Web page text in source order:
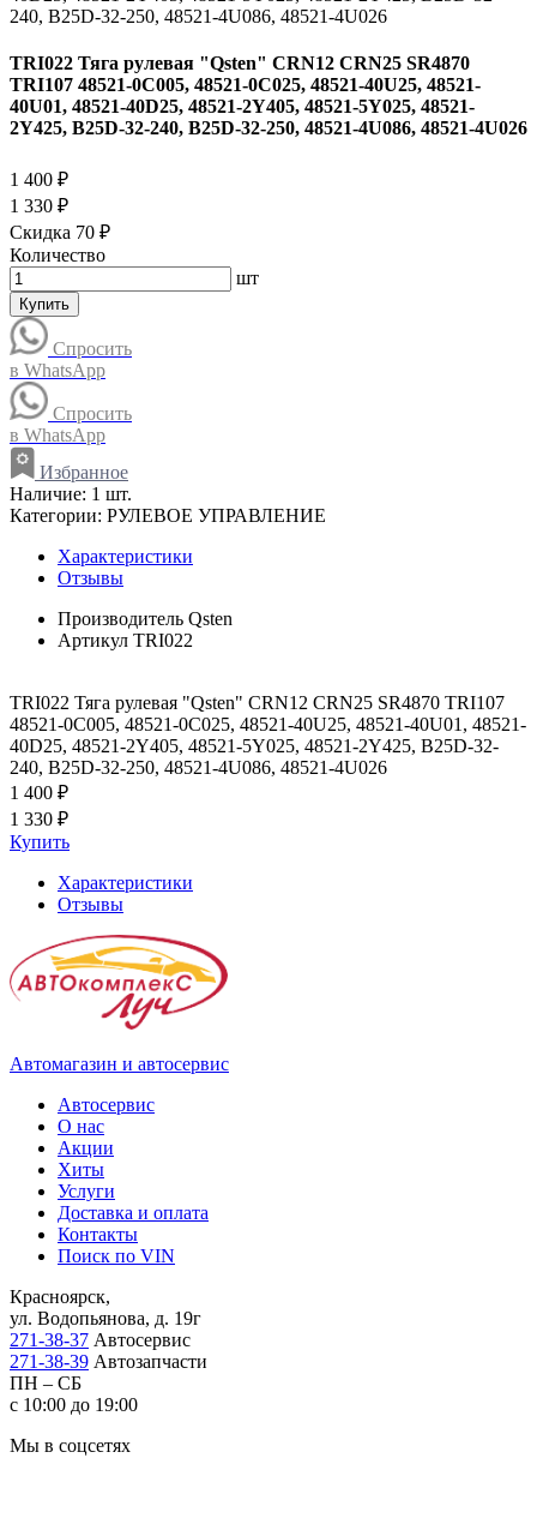
TRI022 Тяга рулевая "Qsten" CRN12 CRN25 SR4870
TRI107 48521-0C005, 48521-0C025, 48521-40U25, 48521-
40U01, 48521-40D25, 48521-2Y405, 48521-5Y025, 48521-
2Y425, B25D-32-240, B25D-32-250, 48521-4U086, 48521-4U026
1 400 ₽
1 330 ₽
Скидка 70 ₽
Количество
шт
Купить
Спросить
в WhatsApp
Спросить
в WhatsApp
Избранное
Наличие: 1 шт.
Категории: РУЛЕВОЕ УПРАВЛЕНИЕ
Характеристики
Отзывы
Производитель Qsten
Артикул TRI022
TRI022 Тяга рулевая "Qsten" CRN12 CRN25 SR4870 TRI107
48521-0C005, 48521-0C025, 48521-40U25, 48521-40U01, 48521-
40D25, 48521-2Y405, 48521-5Y025, 48521-2Y425, B25D-32-
240, B25D-32-250, 48521-4U086, 48521-4U026
1 400 ₽
1 330 ₽
Купить
Характеристики
Отзывы
Автомагазин и автосервис
Автосервис
О нас
Акции
Хиты
Услуги
Доставка и оплата
Контакты
Поиск по VIN
Красноярск,
ул. Водопьянова, д. 19г
271-38-37 Автосервис
271-38-39 Автозапчасти
ПН – СБ
с 10:00 до 19:00
Мы в соцсетях